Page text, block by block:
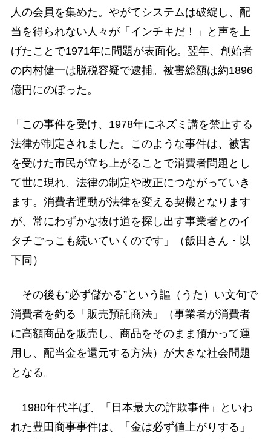
人の会員を集めた。やがてシステムは破綻し、配
当を得られない人々が「インチキだ！」と声を上
げたことで1971年に問題が表面化。翌年、創始者
の内村健一は脱税容疑で逮捕。被害総額は約1896
億円にのぼった。
「この事件を受け、1978年にネズミ講を禁止する
法律が制定されました。このような事件は、被害
を受けた市民が立ち上がることで消費者問題とし
て世に現れ、法律の制定や改正につながっていき
ます。消費者運動が法律を変える契機となります
が、常にわずかな抜け道を探し出す事業者とのイ
タチごっこも続いていくのです」（飯田さん・以
下同）
その後も“必ず儲かる”という謳（うた）い文句で
消費者を釣る「販売預託商法」（事業者が消費者
に高額商品を販売し、商品をそのまま預かって運
用し、配当金を還元する方法）が大きな社会問題
となる。
1980年代半ば、「日本最大の詐欺事件」といわ
れた豊田商事事件は、「金は必ず値上がりする」